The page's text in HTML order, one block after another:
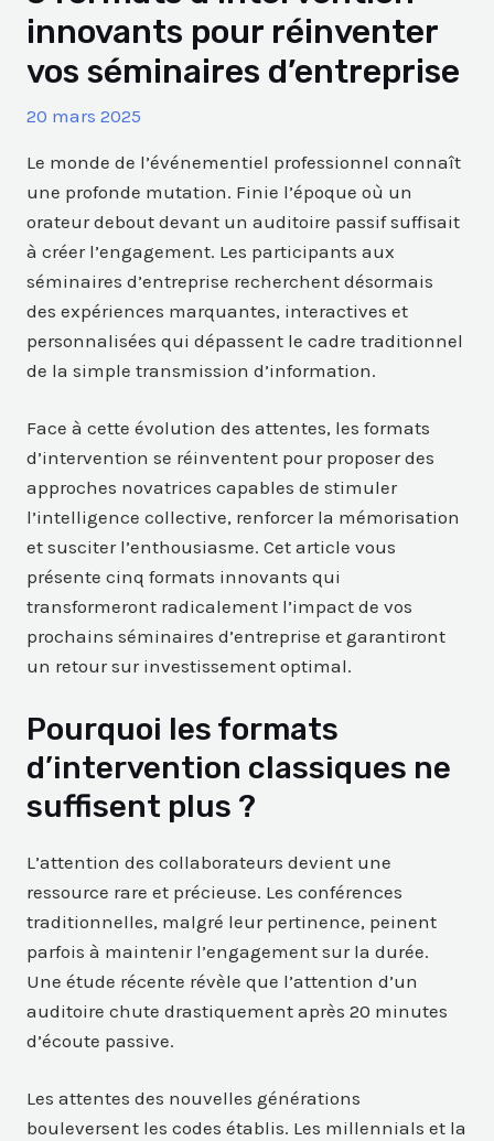
innovants pour réinventer
vos séminaires d’entreprise
20 mars 2025
Le monde de l’événementiel professionnel connaît
une profonde mutation. Finie l’époque où un
orateur debout devant un auditoire passif suffisait
à créer l’engagement. Les participants aux
séminaires d’entreprise recherchent désormais
des expériences marquantes, interactives et
personnalisées qui dépassent le cadre traditionnel
de la simple transmission d’information.
Face à cette évolution des attentes, les formats
d’intervention se réinventent pour proposer des
approches novatrices capables de stimuler
l’intelligence collective, renforcer la mémorisation
et susciter l’enthousiasme. Cet article vous
présente cinq formats innovants qui
transformeront radicalement l’impact de vos
prochains séminaires d’entreprise et garantiront
un retour sur investissement optimal.
Pourquoi les formats
d’intervention classiques ne
suffisent plus ?
L’attention des collaborateurs devient une
ressource rare et précieuse. Les conférences
traditionnelles, malgré leur pertinence, peinent
parfois à maintenir l’engagement sur la durée.
Une étude récente révèle que l’attention d’un
auditoire chute drastiquement après 20 minutes
d’écoute passive.
Les attentes des nouvelles générations
bouleversent les codes établis. Les millennials et la